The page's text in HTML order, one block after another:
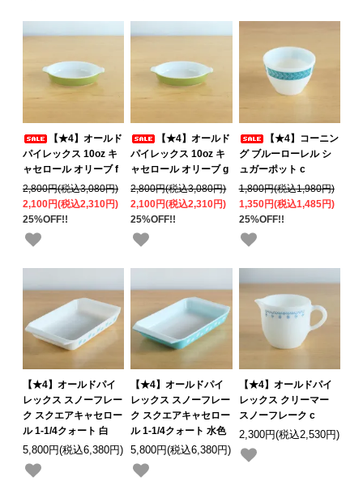
【★4】オールド
パイレックス 10oz キ
ャセロール オリーブ f
2,800円(税込3,080円)
2,100円(税込2,310円)
25%OFF!!
【★4】オールド
パイレックス 10oz キ
ャセロール オリーブ g
2,800円(税込3,080円)
2,100円(税込2,310円)
25%OFF!!
【★4】コーニン
グ ブルーローレル シ
ュガーポット c
1,800円(税込1,980円)
1,350円(税込1,485円)
25%OFF!!
【★4】オールドパイ
レックス スノーフレー
ク スクエアキャセロー
ル 1-1/4クォート 白
5,800円(税込6,380円)
【★4】オールドパイ
レックス スノーフレー
ク スクエアキャセロー
ル 1-1/4クォート 水色
5,800円(税込6,380円)
【★4】オールドパイ
レックス クリーマー
スノーフレーク c
2,300円(税込2,530円)